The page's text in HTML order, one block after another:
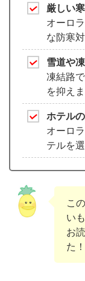
厳しい
オーロ
な防寒
雪道や
凍結路
を抑え
ホテル
オーロ
テルを
こ
い
お
た！